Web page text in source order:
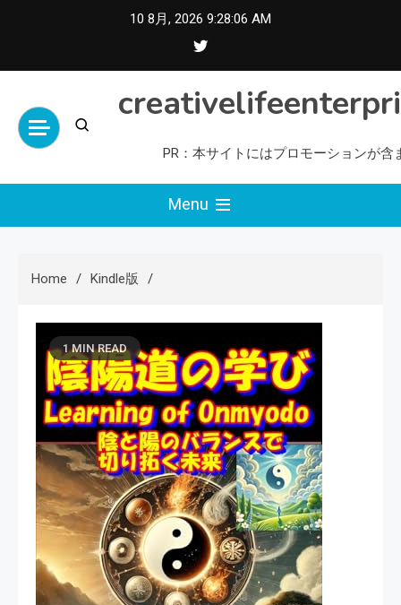
10 8月, 2026 9:28:07 AM
PR：本サイトにはプロモーションが含
Menu
Home Kindle版
1 MIN READ